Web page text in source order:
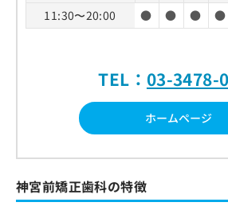
11:30〜20:00
● ● ● ●
TEL： 03-3478-
ホームページ
神宮前矯正歯科の特徴